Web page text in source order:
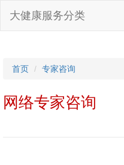
大健康服务分类
首页 专家咨询
网络专家咨询